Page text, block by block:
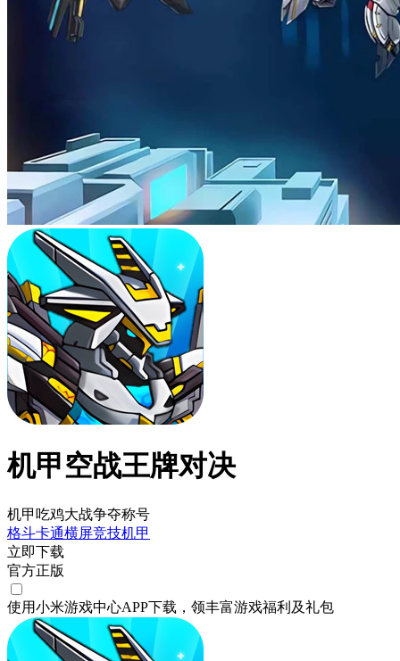
机甲空战王牌对决
机甲吃鸡大战争夺称号
格斗卡通横屏竞技机甲
立即下载
官方正版
使用小米游戏中心APP下载 ，领丰富游戏福利 及礼包